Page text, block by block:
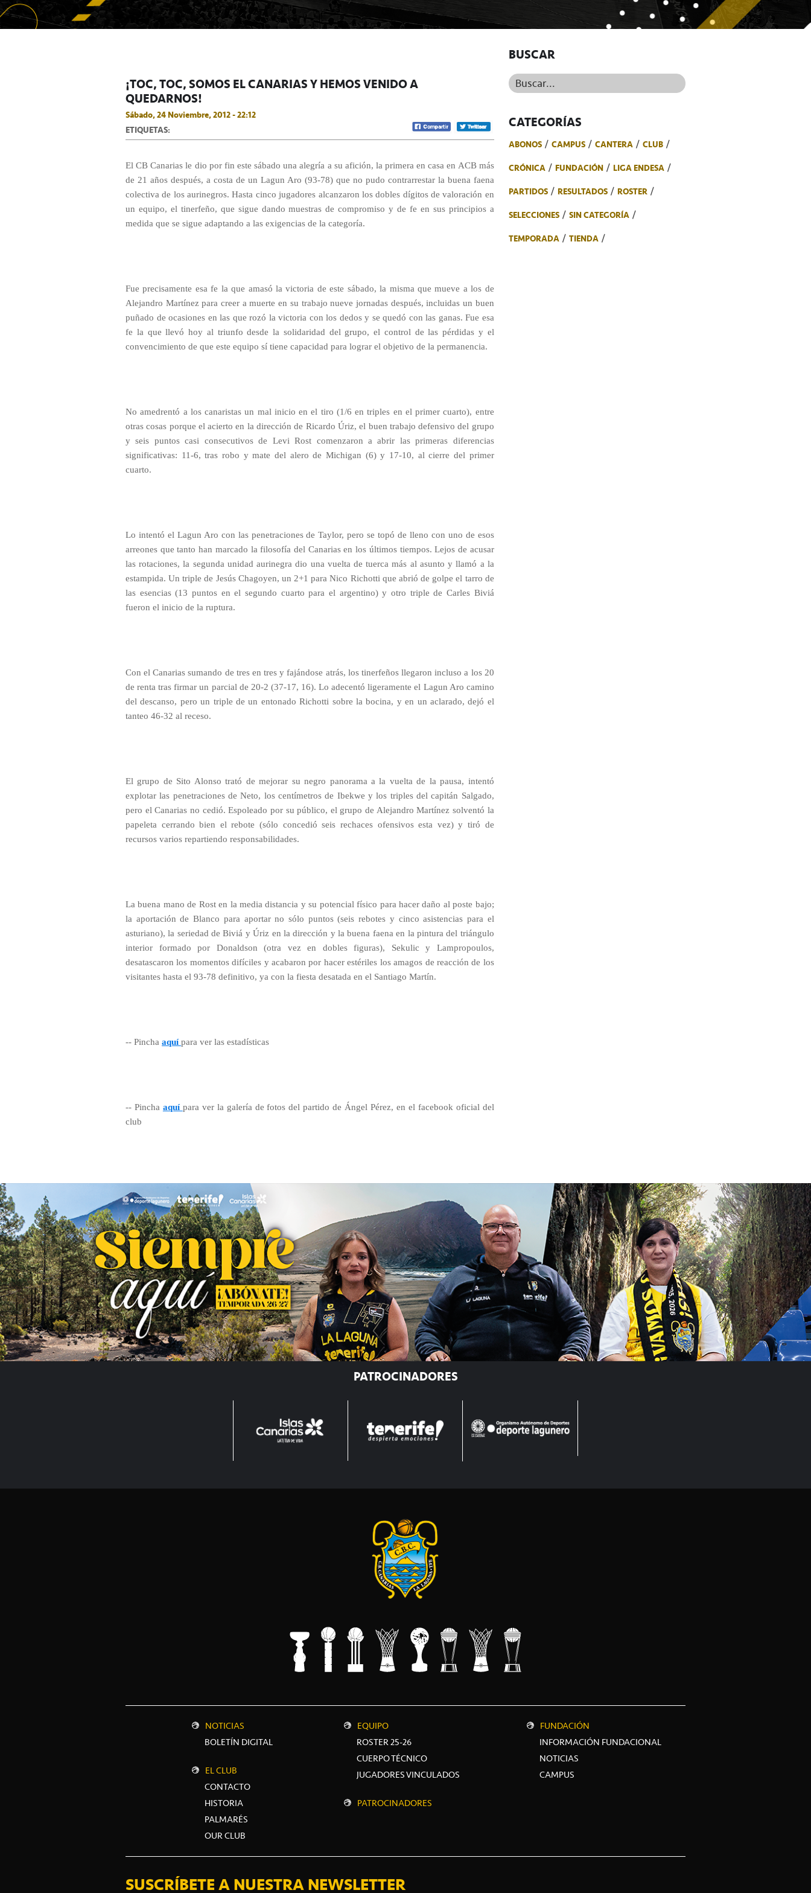
¡TOC, TOC, SOMOS EL CANARIAS Y HEMOS VENIDO A
QUEDARNOS!
Sábado, 24 Noviembre, 2012 - 22:12
ETIQUETAS:
El CB Canarias le dio por fin este sábado una alegría a su afición, la primera en casa en ACB más
de 21 años después, a costa de un Lagun Aro (93-78) que no pudo contrarrestar la buena faena
colectiva de los aurinegros. Hasta cinco jugadores alcanzaron los dobles dígitos de valoración en
un equipo, el tinerfeño, que sigue dando muestras de compromiso y de fe en sus principios a
medida que se sigue adaptando a las exigencias de la categoría.
Fue precisamente esa fe la que amasó la victoria de este sábado, la misma que mueve a los de
Alejandro Martínez para creer a muerte en su trabajo nueve jornadas después, incluidas un buen
puñado de ocasiones en las que rozó la victoria con los dedos y se quedó con las ganas. Fue esa
fe la que llevó hoy al triunfo desde la solidaridad del grupo, el control de las pérdidas y el
convencimiento de que este equipo sí tiene capacidad para lograr el objetivo de la permanencia.
No amedrentó a los canaristas un mal inicio en el tiro (1/6 en triples en el primer cuarto), entre
otras cosas porque el acierto en la dirección de Ricardo Úriz, el buen trabajo defensivo del grupo
y seis puntos casi consecutivos de Levi Rost comenzaron a abrir las primeras diferencias
significativas: 11-6, tras robo y mate del alero de Michigan (6) y 17-10, al cierre del primer
cuarto.
Lo intentó el Lagun Aro con las penetraciones de Taylor, pero se topó de lleno con uno de esos
arreones que tanto han marcado la filosofía del Canarias en los últimos tiempos. Lejos de acusar
las rotaciones, la segunda unidad aurinegra dio una vuelta de tuerca más al asunto y llamó a la
estampida. Un triple de Jesús Chagoyen, un 2+1 para Nico Richotti que abrió de golpe el tarro de
las esencias (13 puntos en el segundo cuarto para el argentino) y otro triple de Carles Biviá
fueron el inicio de la ruptura.
Con el Canarias sumando de tres en tres y fajándose atrás, los tinerfeños llegaron incluso a los 20
de renta tras firmar un parcial de 20-2 (37-17, 16). Lo adecentó ligeramente el Lagun Aro camino
del descanso, pero un triple de un entonado Richotti sobre la bocina, y en un aclarado, dejó el
tanteo 46-32 al receso.
El grupo de Sito Alonso trató de mejorar su negro panorama a la vuelta de la pausa, intentó
explotar las penetraciones de Neto, los centímetros de Ibekwe y los triples del capitán Salgado,
pero el Canarias no cedió. Espoleado por su público, el grupo de Alejandro Martínez solventó la
papeleta cerrando bien el rebote (sólo concedió seis rechaces ofensivos esta vez) y tiró de
recursos varios repartiendo responsabilidades.
La buena mano de Rost en la media distancia y su potencial físico para hacer daño al poste bajo;
la aportación de Blanco para aportar no sólo puntos (seis rebotes y cinco asistencias para el
asturiano), la seriedad de Biviá y Úriz en la dirección y la buena faena en la pintura del triángulo
interior formado por Donaldson (otra vez en dobles figuras), Sekulic y Lampropoulos,
desatascaron los momentos difíciles y acabaron por hacer estériles los amagos de reacción de los
visitantes hasta el 93-78 definitivo, ya con la fiesta desatada en el Santiago Martín.
-- Pincha aquípara ver las estadísticas
-- Pincha aquí para ver la galería de fotos del partido de Ángel Pérez, en el facebook oficial del
club
BUSCAR
Buscar...
CATEGORÍAS
ABONOS CAMPUS CANTERA
CLUB
CRÓNICA
FUNDACIÓN
LIGA ENDESA
PARTIDOS
RESULTADOS
ROSTER
SELECCIONES
SIN CATEGORÍA
TEMPORADA
TIENDA
PATROCINADORES
NOTICIAS
BOLETÍN DIGITAL
EL CLUB
CONTACTO
HISTORIA
PALMARÉS
OUR CLUB
EQUIPO
ROSTER 25-26
CUERPO TÉCNICO
JUGADORES VINCULADOS
PATROCINADORES
FUNDACIÓN
INFORMACIÓN FUNDACIONAL
NOTICIAS
CAMPUS
SUSCRÍBETE A NUESTRA NEWSLETTER